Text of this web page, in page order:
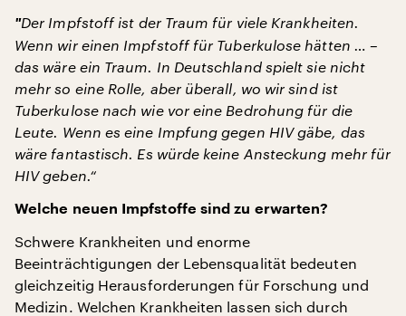
"Der Impfstoff ist der Traum für viele Krankheiten.
Wenn wir einen Impfstoff für Tuberkulose hätten … –
das wäre ein Traum. In Deutschland spielt sie nicht
mehr so eine Rolle, aber überall, wo wir sind ist
Tuberkulose nach wie vor eine Bedrohung für die
Leute. Wenn es eine Impfung gegen HIV gäbe, das
wäre fantastisch. Es würde keine Ansteckung mehr für
HIV geben.“
Welche neuen Impfstoffe sind zu erwarten?
Schwere Krankheiten und enorme
Beeinträchtigungen der Lebensqualität bedeuten
gleichzeitig Herausforderungen für Forschung und
Medizin. Welchen Krankheiten lassen sich durch